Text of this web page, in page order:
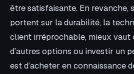
être satisfaisante. En revanche,
portent sur la durabilité, la
client irréprochable, mieux vaut
d’autres options ou investir un
est d’acheter en connaissance